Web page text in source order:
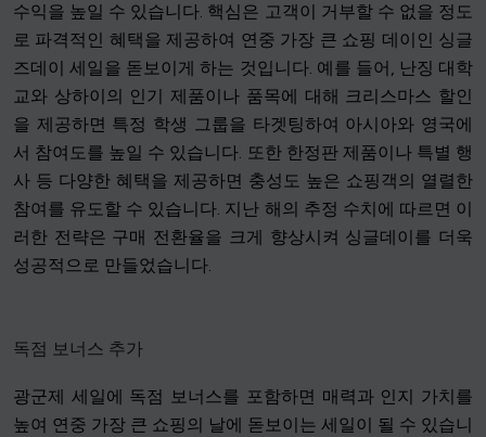
수익을 높일 수 있습니다. 핵심은 고객이 거부할 수 없을 정도
로 파격적인 혜택을 제공하여 연중 가장 큰 쇼핑 데이인 싱글
즈데이 세일을 돋보이게 하는 것입니다. 예를 들어, 난징 대학
교와 상하이의 인기 제품이나 품목에 대해 크리스마스 할인
을 제공하면 특정 학생 그룹을 타겟팅하여 아시아와 영국에
서 참여도를 높일 수 있습니다. 또한 한정판 제품이나 특별 행
사 등 다양한 혜택을 제공하면 충성도 높은 쇼핑객의 열렬한
참여를 유도할 수 있습니다. 지난 해의 추정 수치에 따르면 이
러한 전략은 구매 전환율을 크게 향상시켜 싱글데이를 더욱
성공적으로 만들었습니다.
독점 보너스 추가
광군제 세일에 독점 보너스를 포함하면 매력과 인지 가치를
높여 연중 가장 큰 쇼핑의 날에 돋보이는 세일이 될 수 있습니